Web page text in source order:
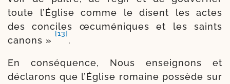
toute l’Église comme le disent les actes
des conciles œcu­mé­niques et les saints
canons »
[13]
.
En consé­quence, Nous ensei­gnons et
décla­rons que l’Église romaine pos­sède sur